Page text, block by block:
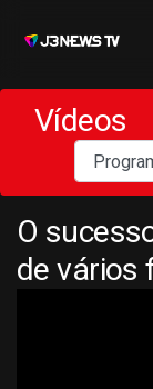
Vídeos
O
de vários